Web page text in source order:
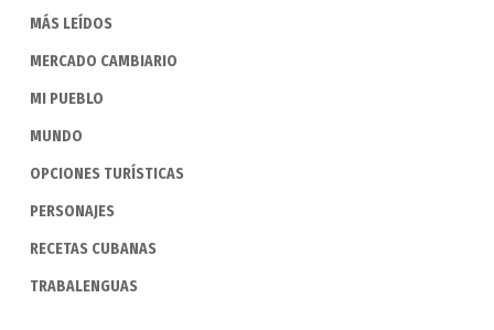
MÁS LEÍDOS
MERCADO CAMBIARIO
MI PUEBLO
MUNDO
OPCIONES TURÍSTICAS
PERSONAJES
RECETAS CUBANAS
TRABALENGUAS